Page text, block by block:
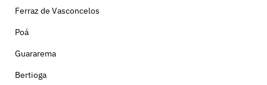
Ferraz de Vasconcelos
Poá
Guararema
Bertioga